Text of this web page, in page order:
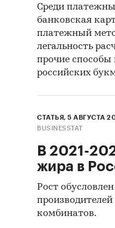
Среди
банковская
платежный
легальность
прочие способы
российских
СТАТЬЯ, 5 АВГУСТА
BUSINESSTAT
В 2021-
жира в
Рост
комбинатов.